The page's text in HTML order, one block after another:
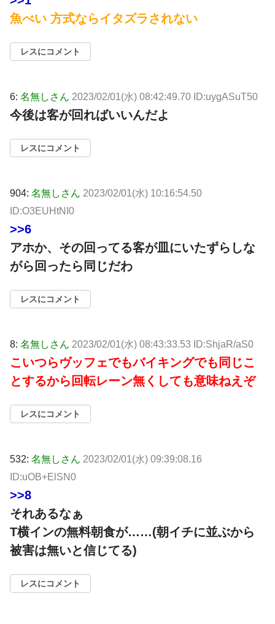
魚べい 方式ならイタズラされない
レスにコメント
6: 名無しさん 2023/02/01(水) 08:42:49.70 ID:uygASuT50
今後は客が回ればいいんだよ
レスにコメント
904: 名無しさん 2023/02/01(水) 10:16:54.50
ID:O3EUHtNI0
>>6
アホか、その回ってる客が皿にいたずらしな
がら回ったら同じだわ
レスにコメント
8: 名無しさん 2023/02/01(水) 08:43:33.53 ID:ShjaR/aS0
こいつらヴッフェでもバイキングでも同じこ
とするから回転レーン無くしても意味ねえぞ
レスにコメント
532: 名無しさん 2023/02/01(水) 09:39:08.16
ID:uOB+ElSN0
>>8
それあるなぁ
T横インの無料朝食が……(朝イチに並ぶから
被害は無いと信じてる)
レスにコメント